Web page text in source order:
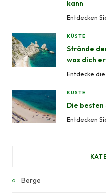
kann
KÜSTE
Strände
was dich
KÜSTE
Die besten
Berge